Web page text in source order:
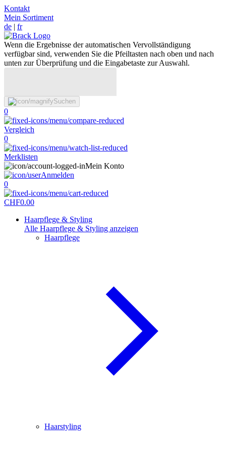
Kontakt
Mein Sortiment
de | fr
Wenn die Ergebnisse der automatischen Vervollständigung
verfügbar sind, verwenden Sie die Pfeiltasten nach oben und nach
unten zur Überprüfung und die Eingabetaste zur Auswahl.
Suchen
0
Vergleich
0
Merklisten
Mein Konto
Anmelden
0
CHF0.00
Haarpflege & Styling
Alle Haarpflege & Styling anzeigen
Haarpflege
Haarstyling